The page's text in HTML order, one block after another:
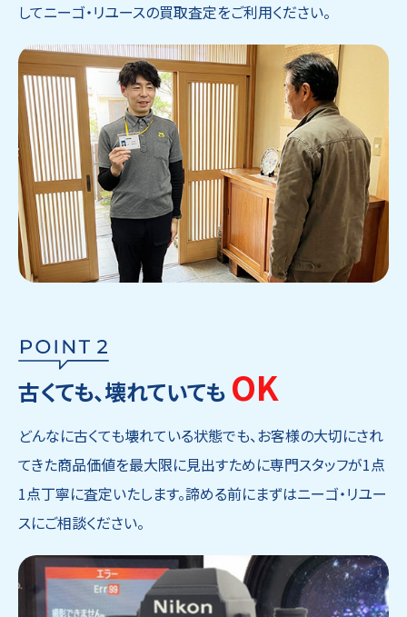
してニーゴ・リユースの買取査定をご利用ください。
古くても、壊れていても OK
どんなに古くても壊れている状態でも、お客様の大切にされ
てきた商品価値を最大限に見出すために専門スタッフが1点
1点丁寧に査定いたします。諦める前にまずはニーゴ・リユー
スにご相談ください。